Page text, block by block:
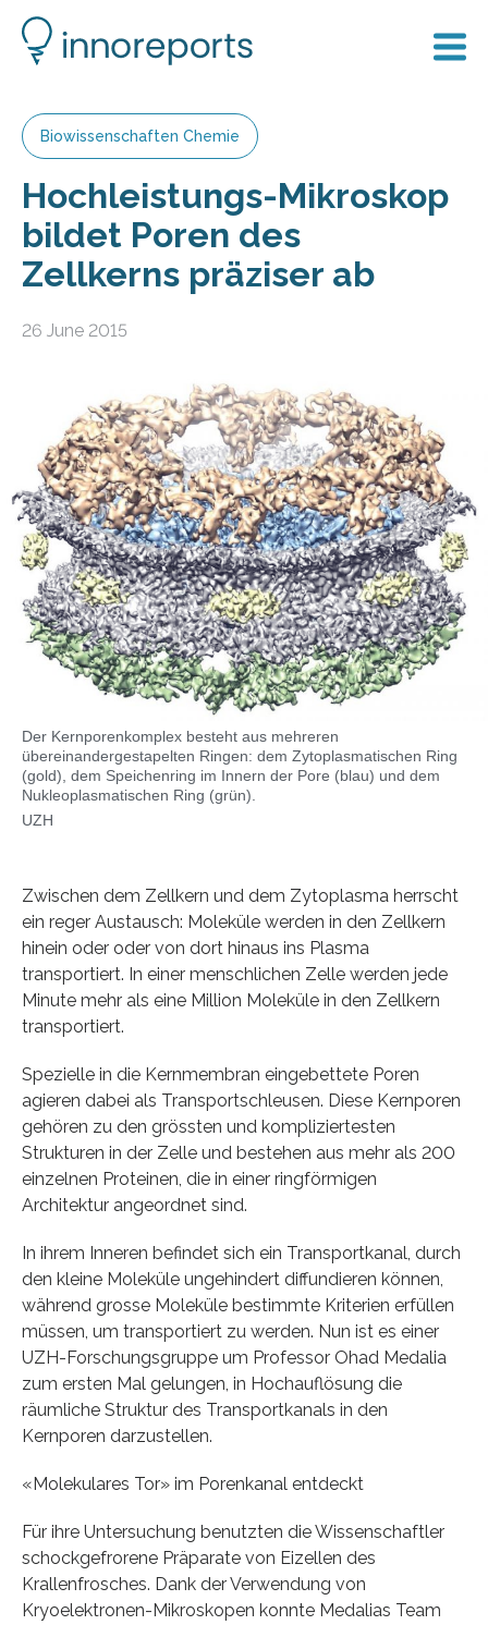
Biowissenschaften Chemie
Hochleistungs-Mikroskop
bildet Poren des
Zellkerns präziser ab
26 June 2015
Der Kernporenkomplex besteht aus mehreren
übereinandergestapelten Ringen: dem Zytoplasmatischen Ring
(gold), dem Speichenring im Innern der Pore (blau) und dem
Nukleoplasmatischen Ring (grün).
UZH
Zwischen dem Zellkern und dem Zytoplasma herrscht
ein reger Austausch: Moleküle werden in den Zellkern
hinein oder oder von dort hinaus ins Plasma
transportiert. In einer menschlichen Zelle werden jede
Minute mehr als eine Million Moleküle in den Zellkern
transportiert.
Spezielle in die Kernmembran eingebettete Poren
agieren dabei als Transportschleusen. Diese Kernporen
gehören zu den grössten und kompliziertesten
Strukturen in der Zelle und bestehen aus mehr als 200
einzelnen Proteinen, die in einer ringförmigen
Architektur angeordnet sind.
In ihrem Inneren befindet sich ein Transportkanal, durch
den kleine Moleküle ungehindert diffundieren können,
während grosse Moleküle bestimmte Kriterien erfüllen
müssen, um transportiert zu werden. Nun ist es einer
UZH-Forschungsgruppe um Professor Ohad Medalia
zum ersten Mal gelungen, in Hochauflösung die
räumliche Struktur des Transportkanals in den
Kernporen darzustellen.
«Molekulares Tor» im Porenkanal entdeckt
Für ihre Untersuchung benutzten die Wissenschaftler
schockgefrorene Präparate von Eizellen des
Krallenfrosches. Dank der Verwendung von
Kryoelektronen-Mikroskopen konnte Medalias Team